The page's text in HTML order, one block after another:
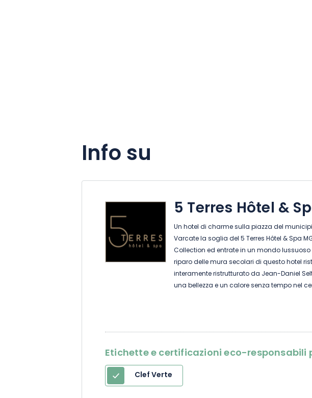
Info su
5 Terres Hôtel &
Un hotel di charme sulla piazza del
Varcate la soglia del 5 Terres Hôtel & Spa
Collection ed entrate in un mondo
riparo delle mura secolari di questo hotel
interamente ristrutturato da Jean-Daniel
una bellezza e un calore senza tempo nel
a metà strada tra Strasburgo e Colmar. 26
Etichette e certificazioni eco-
Clef Verte